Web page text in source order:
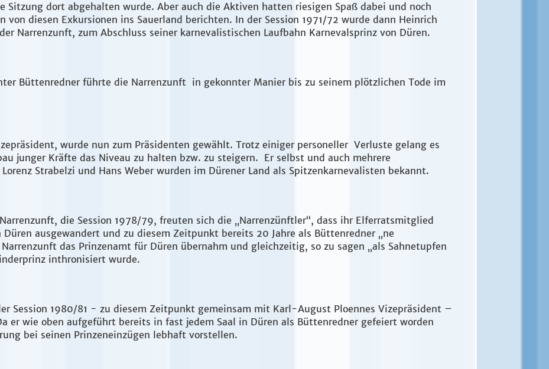
Sitzung dort abgehalten wurde. Aber auch die Aktiven hatten riesigen Spaß dabei und noch
von diesen Exkursionen ins Sauerland berichten. In der Session 1971/72 wurde dann Heinrich
Narrenzunft, zum Abschluss seiner karnevalistischen Laufbahn Karnevalsprinz von Düren.
Büttenredner führte die Narrenzunft in gekonnter Manier bis zu seinem plötzlichen Tode im
wurde nun zum Präsidenten gewählt. Trotz einiger personeller Verluste gelang es
junger Kräfte das Niveau zu halten bzw. zu steigern. Er selbst und auch mehrere
Strabelzi und Hans Weber wurden im Dürener Land als Spitzenkarnevalisten bekannt.
die Session 1978/79, freuten sich die „Narrenzünftler“, dass ihr Elferratsmitglied
Düren ausgewandert und zu diesem Zeitpunkt bereits 20 Jahre als Büttenredner „ne
das Prinzenamt für Düren übernahm und gleichzeitig, so zu sagen „als Sahnetupfen
inthronisiert wurde.
Session 1980/81 - zu diesem Zeitpunkt gemeinsam mit Karl-August Ploennes Vizepräsident –
er wie oben aufgeführt bereits in fast jedem Saal in Düren als Büttenredner gefeiert worden
bei seinen Prinzeneinzügen lebhaft vorstellen.